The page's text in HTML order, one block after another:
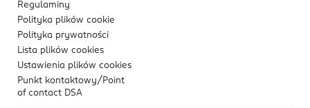
Regulaminy
Polityka plików cookie
Polityka prywatności
Lista plików cookies
Ustawienia plików cookies
Punkt kontaktowy/ Point
of contact DSA